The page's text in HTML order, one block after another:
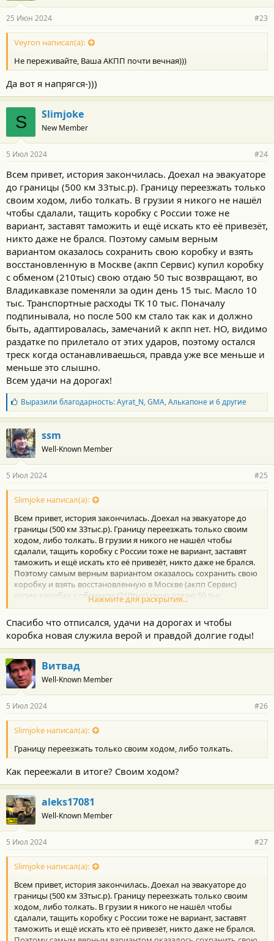
а
н
о
с
и
:
25 Июн 2024 #23
Veyron написал(а):
Не переживайте, Ваша АКПП почти вечная)))
Да вот я напрягся-)))
S Slimjoke
New Member
5 Июл 2024 #24
Всем привет, история закончилась. Доехал на эвакуаторе
до границы (500 км 33тыс.р). Границу переезжать только
своим ходом, либо толкать. В грузии я никого не нашёл
чтобы сдалали, тащить коробку с России тоже не
вариант, заставят таможить и ещё искать кто её привезёт,
никто даже не брался. Поэтому самым верным
вариантом оказалось сохранить свою коробку и взять
восстановленную в Москве (акпп Сервис) купил коробку
с обменом (210тыс) свою отдаю 50 тыс возвращают, во
Владикавказе поменяли за один день 15 тыс. Масло 10
тыс. Транспортные расходы ТК 10 тыс. Поначалу
подпинывала, но после 500 км стало так как и должно
быть, адаптировалась, замечаний к акпп нет. НО, видимо
раздатке по прилетало от этих ударов, поэтому остался
треск когда останавливаешься, правда уже все меньше и
меньше это слышно.
Всем удачи на дорогах!
Б
л
а
г
о
д
а
н
о
с
и
:
Выразили благодарность:Ayrat_N,GMA,Алькапонеи 6 другие
ssm
Well-Known Member
5 Июл 2024 #25
Slimjoke написал(а):
Всем привет, история закончилась. Доехал на эвакуаторе до
границы (500 км 33тыс.р). Границу переезжать только своим
ходом, либо толкать. В грузии я никого не нашёл чтобы
сдалали, тащить коробку с России тоже не вариант, заставят
таможить и ещё искать кто её привезёт, никто даже не брался.
Поэтому самым верным вариантом оказалось сохранить свою
коробку и взять восстановленную в Москве (акпп Сервис)
купил коробку с обменом (210тыс) свою отдаю 50 тыс
возвращают, во Владикавказе поменяли за один день 15 тыс.
Масло 10 тыс. Транспортные расходы ТК 10 тыс. Поначалу
подпинывала, но после 500 км стало так как и должно быть,
адаптировалась, замечаний к акпп нет. НО, видимо раздатке по
прилетало от этих ударов, поэтому остался треск когда
останавливаешься, правда уже все меньше и меньше это
слышно.
Всем удачи на дорогах!
Нажмите для раскрытия...
Спасибо что отписался, удачи на дорогах и чтобы
коробка новая служила верой и правдой долгие годы!
Витвад
Well-Known Member
5 Июл 2024 #26
Slimjoke написал(а):
Границу переезжать только своим ходом, либо толкать.
Как переежали в итоге? Своим ходом?
aleks17081
Well-Known Member
5 Июл 2024 #27
Slimjoke написал(а):
Всем привет, история закончилась. Доехал на эвакуаторе до
границы (500 км 33тыс.р). Границу переезжать только своим
ходом, либо толкать. В грузии я никого не нашёл чтобы
сдалали, тащить коробку с России тоже не вариант, заставят
таможить и ещё искать кто её привезёт, никто даже не брался.